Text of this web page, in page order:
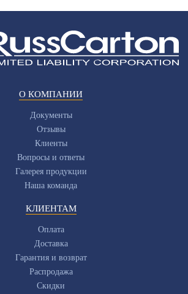
О КОМПАНИИ
Документы
Отзывы
Клиенты
Вопросы и ответы
Галерея продукции
Наша команда
КЛИЕНТАМ
Оплата
Доставка
Гарантия и возврат
Распродажа
Скидки